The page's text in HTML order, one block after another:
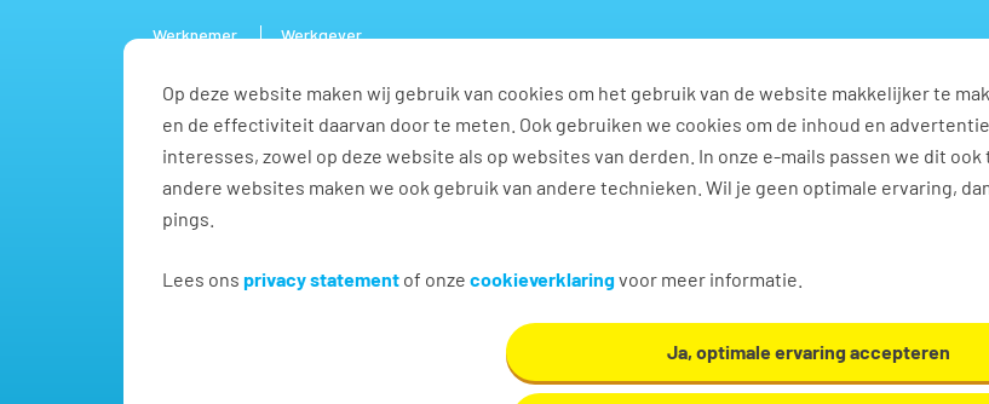
Op deze website maken wij gebruik van cookies om het gebruik van de website makkelijker te
en de effectiviteit daarvan door te meten. Ook gebruiken we cookies om de inhoud en
interesses, zowel op deze website als op websites van derden. In onze e-mails passen we dit
andere websites maken we ook gebruik van andere technieken. Wil je geen optimale ervaring,
pings.
Lees ons privacy statement of onze cookieverklaringvoor meer informatie.
Ja, optimale ervaring accepteren
Werknemer Werkgever
Vacatures Ontwikkel jezelf Werkplezier Contact
Vind jouw volgende baan